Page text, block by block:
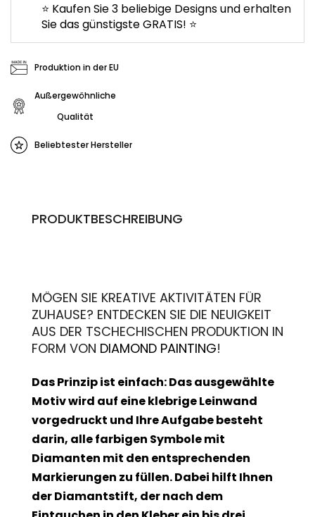
⭐ Kaufen Sie 3 beliebige Designs und erhalten
Sie das günstigste GRATIS! ⭐
Produktion in der EU
Außergewöhnliche
Qualität
Beliebtester Hersteller
PRODUKTBESCHREIBUNG
MÖGEN SIE KREATIVE AKTIVITÄTEN FÜR
ZUHAUSE? ENTDECKEN SIE DIE NEUIGKEIT
AUS DER TSCHECHISCHEN PRODUKTION IN
FORM VON DIAMOND PAINTING!
Das Prinzip ist einfach: Das ausgewählte
Motiv wird auf eine klebrige Leinwand
vorgedruckt und Ihre Aufgabe besteht
darin, alle farbigen Symbole mit
Diamanten mit den entsprechenden
Markierungen zu füllen. Dabei hilft Ihnen
der Diamantstift, der nach dem